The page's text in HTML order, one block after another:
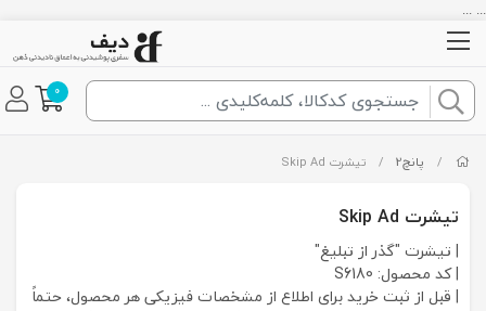
... ...
0
/ پانچ2 / تیشرت Skip Ad
تیشرت Skip Ad
| تیشرت "گذر از تبلیغ"
| کد محصول: S6180
| قبل از ثبت خرید برای اطلاع از مشخصات فیزیکی هر محصول، حتماً